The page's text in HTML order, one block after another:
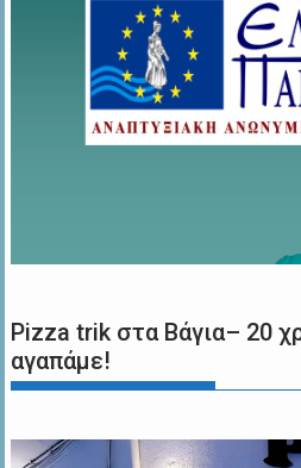
Pizza trik στα Βάγια– 20
αγαπάμε!